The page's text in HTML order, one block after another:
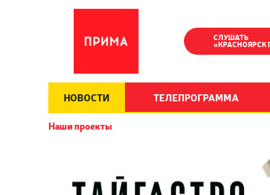
СЛУШАТЬ
«КРАСНОЯРСК
НОВОСТИ ТЕЛЕПРОГРАММА
Наши проекты